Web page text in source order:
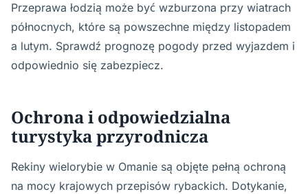
Przeprawa łodzią może być wzburzona przy wiatrach
północnych, które są powszechne między listopadem
a lutym. Sprawdź prognozę pogody przed wyjazdem i
odpowiednio się zabezpiecz.
Ochrona i odpowiedzialna
turystyka przyrodnicza
Rekiny wielorybie w Omanie są objęte pełną ochroną
na mocy krajowych przepisów rybackich. Dotykanie,